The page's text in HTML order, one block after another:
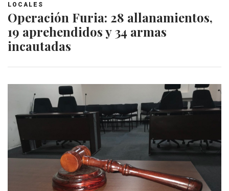
LOCALES
Operación Furia: 28 allanamientos,
19 aprehendidos y 34 armas
incautadas